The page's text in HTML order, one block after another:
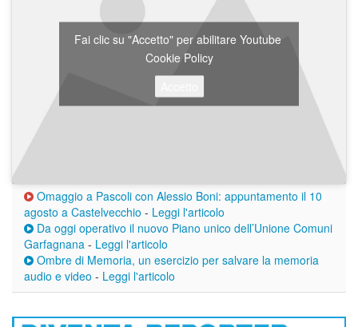
Fai clic su "Accetto" per abilitare Youtube
Cookie Policy
Omaggio a Pascoli con Alessio Boni: appuntamento il 10
agosto a Castelvecchio - Leggi l'articolo
Da oggi operativo il nuovo Piano unico dell’Unione Comuni
Garfagnana - Leggi l'articolo
Ombre di Memoria, un esercizio per salvare la memoria
audio e video - Leggi l'articolo